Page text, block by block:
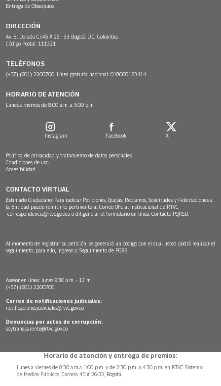
Entrega de Obsequios
DIRECCIÓN
Av. El Dorado Cr.45 # 26 - 33 Bogotá D.C. Colombia.
Código Postal: 111321
TELÉFONOS
(+57) (601) 2200700. Línea gratuita nacional: 018000123414
HORARIO DE ATENCIÓN
Lunes a viernes de 8:00 a.m. a 5:00 p.m.
Instagram Facebook X
Política de privacidad y tratamiento de datos personales
Condiciones de uso
Accesibilidad
CONTACTO VIRTUAL
Estimado Ciudadano: Para radicar Peticiones, Quejas, Reclamos, Solicitudes y Felicitaciones a
la Entidad puede remitir lo pertinente al Correo Oficial Institucional de RTVC
correspondencia@rtvc.gov.co o diligenciar el formulario en línea: Contacto PQRSD.
Al momento de registrar su petición, se generará un código con el cual usted podrá realizar el
seguimiento, para ello, ingrese a: Seguimiento de PQRS
Asesor en línea: lunes 9:30 a.m. - 12 m
(+57) (601) 2200700
Correo de notificaciones judiciales:
notificacionesjudiciales@rtvc.gov.co
Denuncias por actos de corrupción:
soytransparente@rtvc.gov.co
Horario de atención y entrega de premios:
Lunes a viernes de 8:30 a.m.a 1:00 p.m. y de 2:30 p.m. a 4:30 p.m. en RTVC Sistema
de Medios Públicos, Carrera 45 # 26-33, Bogotá.